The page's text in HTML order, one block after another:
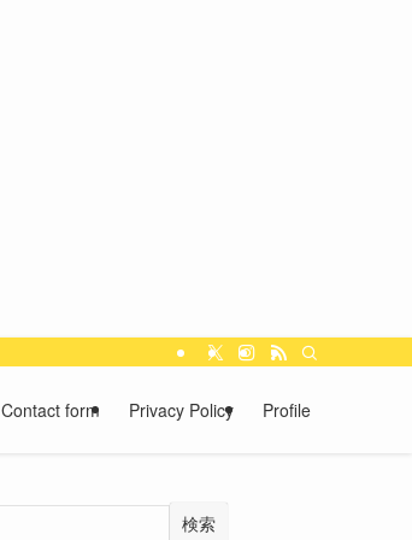
Contact form Privacy Policy Profile
検索